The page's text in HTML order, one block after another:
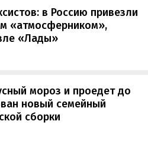
в Россию привезли
«атмосферником»,
«Лады»
мороз и проедет до
новый семейный
сборки